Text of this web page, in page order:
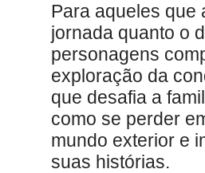
Para aqueles que
jornada quanto o
personagens
exploração da
que desafia a
como se perder
mundo exterior e
suas histórias.